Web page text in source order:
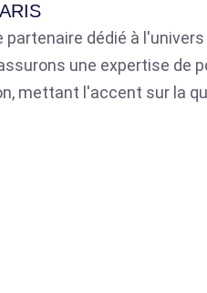
partenaire dédié à
une expertise de
mettant l'accent sur la